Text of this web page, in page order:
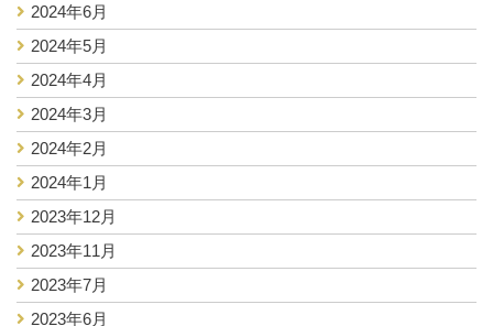
2024年6月
2024年5月
2024年4月
2024年3月
2024年2月
2024年1月
2023年12月
2023年11月
2023年7月
2023年6月